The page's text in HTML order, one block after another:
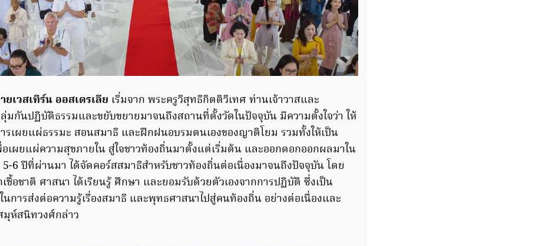
เวสเทิร์น ออสเตรเลีย เริ่มจาก พระครูวิสุทธิกิตติวิเทศ ท่านเจ้าวาสและ
มกันปฏิบัติธรรมและขยับขยายมาจนถึงสถานที่ตั้งวัดในปัจจุบัน มีความตั้งใจว่า ให้
รเผยแผ่ธรรมะ สอนสมาธิ และฝึกฝนอบรมตนเองของญาติโยม รวมทั้งให้เป็น
เผยแผ่ความสุขภายใน สู่ใจชาวท้องถิ่นมาตั้งแต่เริ่มต้น และออกดอกออกผลมาใน
5-6 ปีที่ผ่านมา ได้จัดคอร์สสมาธิสำหรับชาวท้องถิ่นต่อเนื่องมาจนถึงปัจจุบัน โดย
เชื้อชาติ ศาสนา ได้เรียนรู้ ศึกษา และยอมรับด้วยตัวเองจากการปฏิบัติ ซึ่งเป็น
นการส่งต่อความรู้เรื่องสมาธิ และพุทธศาสนาไปสู่คนท้องถิ่น อย่างต่อเนื่องและ
มุห์สนิทวงศ์กล่าว